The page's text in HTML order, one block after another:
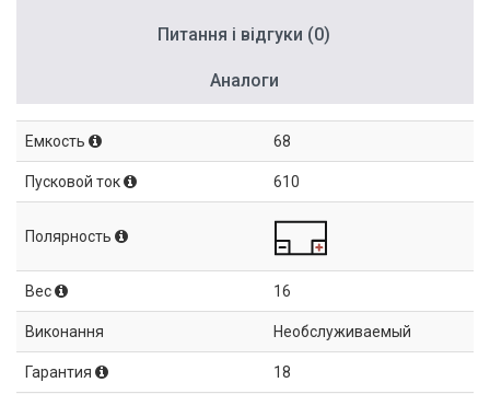
Питання і відгуки (0)
Аналоги
Емкость 68
Пусковой ток 610
Полярность
Вес 16
Виконання Необслуживаемый
Гарантия 18